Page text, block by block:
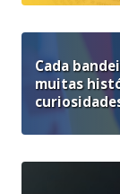
Cada
muitas